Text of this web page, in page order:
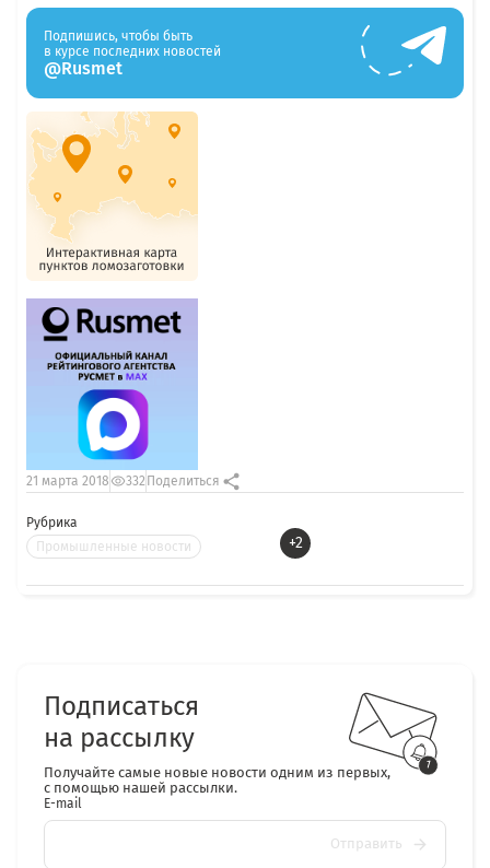
Рубрика
Промышленные новости
+2
21 марта 2018 332 Поделиться
Подпишись, чтобы быть
в курсе последних новостей
@Rusmet
Подписаться
на рассылку
Получайте самые новые новости одним из первых,
с помощью нашей рассылки.
E-mail
Отправить